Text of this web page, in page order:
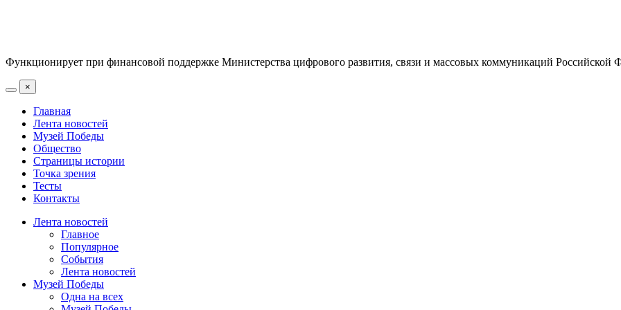
Функционирует при финансовой поддержке Министерства цифрового развития, связи и массовых коммуникаций Российской
×
Главная
Лента новостей
Музей Победы
Общество
Страницы истории
Точка зрения
Тесты
Контакты
Лента новостей
Главное
Популярное
События
Лента новостей
Музей Победы
Одна на всех